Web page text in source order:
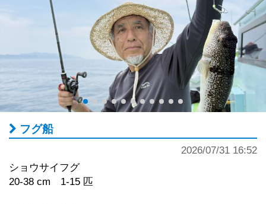
フグ船
2026/07/31 16:52
ショウサイフグ
20-38 cm 1-15 匹